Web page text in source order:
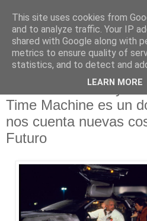
88MPH: The Story of
Time Machine es un
nos cuenta nuevas
Futuro
This site uses cookies from
and to analyze traffic. Your IP
shared with Google along with
metrics to ensure quality of
statistics, and to detect and
LEARN MORE